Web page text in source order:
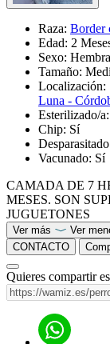
Raza: Border
Edad: 2
Sexo: Hembra
Tamaño:
Localización:
Luna -
Esterilizado/a:
Chip: Sí
Vacunado: Sí
CAMADA DE 7
MESES. SON
JUGUETONES
Ver más
Ver
CONTACTO
Quieres compartir